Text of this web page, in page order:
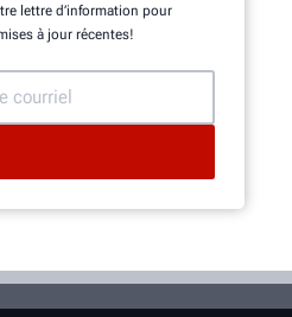
lettre d’information pour
à jour récentes!